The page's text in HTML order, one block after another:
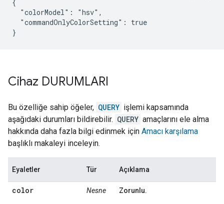
{
  "colorModel": "hsv",
  "commandOnlyColorSetting": true
}
Cihaz DURUMLARI
Bu özelliğe sahip öğeler, QUERY işlemi kapsamında
aşağıdaki durumları bildirebilir. QUERY amaçlarını ele alma
hakkında daha fazla bilgi edinmek için Amacı karşılama
başlıklı makaleyi inceleyin.
Eyaletler Tür Açıklama
color Nesne Zorunlu.